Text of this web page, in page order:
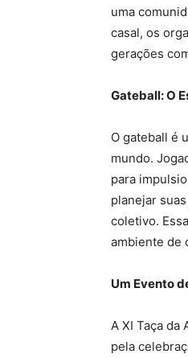
uma
casal, os
gerações
Gateball: O
O gateball é
mundo.
para
planejar
coletivo.
ambiente de
Um Evento
A XI Taça da
pela